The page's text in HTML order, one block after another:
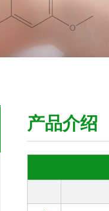
产品介